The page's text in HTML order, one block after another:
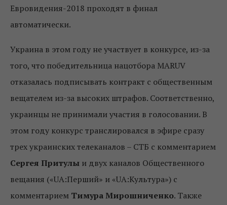
Евровидения-2018 проходят в финал
автоматически.
Украина в этом году не участвует в конкурсе, из-за
того, что победительница нацотбора MARUV
отказалась подписывать контракт с общественным
вещателем из-за высоких штрафов. Соответственно,
украинцы не принимали участия в голосовании. В
этом году конкурс транслировался в эфире сразу
трех украинских телеканалов – СТБ с комментарием
Сергея Притулы и двух каналов Общественного
вещания («UA:Перший» и «UA:Культура») с
комментарием Тимура Мирошниченко. Также